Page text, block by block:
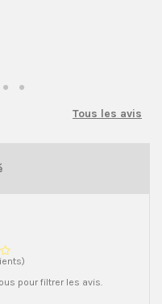
Tous les avis
pour filtrer les avis.